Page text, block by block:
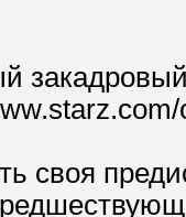
своя